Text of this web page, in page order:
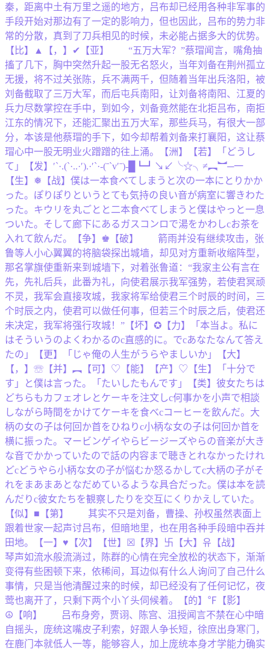
秦，距离中土有万里之遥的地方，吕布却已经用各种非军事的
手段开始对那边有了一定的影响力，但也因此，吕布的势力非
常的分散，真到了刀兵相见的时候，未必能占据多大的优势。
【比】▲【，】✔【亚】 “五万大军？”蔡瑁闻言，嘴角抽
搐了几下，胸中突然升起一股无名怒火，当年刘备在荆州孤立
无援，将不过关张陈，兵不满两千，但随着当年出兵洛阳，被
刘备截取了三万大军，而后屯兵南阳，让刘备将南阳、江夏的
兵力尽数掌控在手中，到如今，刘备竟然能在北拒吕布，南拒
江东的情况下，还能汇聚出五万大军，那些兵马，有很大一部
分，本该是他蔡瑁的手下，如今却帮着刘备来打襄阳，这让蔡
瑁心中一股无明业火蹭蹭的往上涌。【洲】【若】「どうし
て」【发】′`·.(`·..·′).·′`·-(ˉ`v′ˉ)-█┗┛↘↙╰☆╮≠︻︼─一
【生】❅【战】僕は一本食べてしまうと次の一本にとりかか
った。ぽりぽりというとても気持の良い音が病室に響きわた
った。キウリを丸ごとと二本食べてしまうと僕はやっと一息
ついた。そして廊下にあるガスコンロで湯をかわしcお茶を
入れて飲んだ。【争】♚【破】 箭雨并没有继续攻击，张
鲁等人小心翼翼的将脑袋探出城墙，却见对方重新收缩阵型，
那名掌旗使重新来到城墙下，对着张鲁道：“我家主公有言在
先，先礼后兵，此番为礼，向使君展示我军强势，若使君冥顽
不灵，我军会直接攻城，我家将军给使君三个时辰的时间，三
个时辰之内，使君可以做任何事，但若三个时辰之后，使君还
未决定，我军将强行攻城！”【坏】✪【力】「本当よ。私に
はそういうのよくわかるのc直感的に。でcあなたなんて答え
たの」【更】「じゃ俺の人生がうらやましいか」【大】
【，】☏【并】︻【可】♡【能】【产】♡【生】「十分で
す」と僕は言った。「たいしたもんです」【类】彼女たちは
どちらもカフェオレとケーキを注文しc何事かを小声で相談
しながら時間をかけてケーキを食べcコーヒーを飲んだ。大
柄の女の子は何回か首をひねりc小柄な女の子は何回か首を
横に振った。マービンゲイやらビージーズやらの音楽が大き
な音でかかっていたので話の内容まで聴きとれなかったけれ
どcどうやら小柄な女の子が悩むか怒るかしてc大柄の子がそ
れをまあまあとなだめているような具合だった。僕は本を読
んだりc彼女たちを観察したりを交互にくりかえしていた。
【似】■【第】 其实不只是刘备，曹操、孙权虽然表面上
跟着世家一起声讨吕布，但暗地里，也在用各种手段暗中吞并
田地。【一】♥【次】【世】☒【界】卐【大】유【战】
琴声如流水般流淌过，陈群的心情在完全放松的状态下，渐渐
变得有些困顿下来，依稀间，耳边似有什么人询问了自己什么
事情，只是当他清醒过来的时候，却已经没有了任何记忆，夜
莺也离开了，只剩下两个小丫头伺候着。【的】℉【影】
☮【响】 吕布身旁，贾诩、陈宫、沮授闻言不禁在心中暗
自摇头，庞统这嘴皮子利索，好跟人争长短，徐庶出身寒门，
在鹿门本就低人一等，能够容人，加上庞统本身才学能力确实